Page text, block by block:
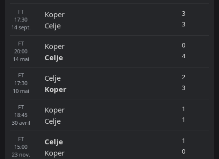
FT
17:30
14 sept.
Koper
Celje
3
3
FT
20:00
14 mai
Koper
Celje
0
4
FT
17:30
10 mai
Celje
Koper
2
3
FT
18:45
30 avril
Koper
Celje
1
1
FT
15:00
23 nov.
Celje
Koper
1
0